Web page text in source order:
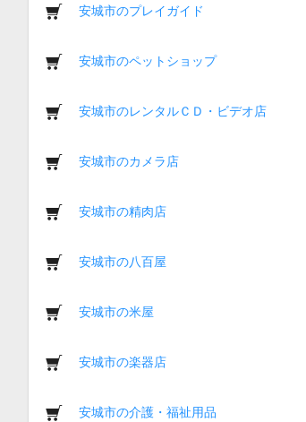
安城市のプレイガイド
安城市のペットショップ
安城市のレンタルＣＤ・ビデオ店
安城市のカメラ店
安城市の精肉店
安城市の八百屋
安城市の米屋
安城市の楽器店
安城市の介護・福祉用品